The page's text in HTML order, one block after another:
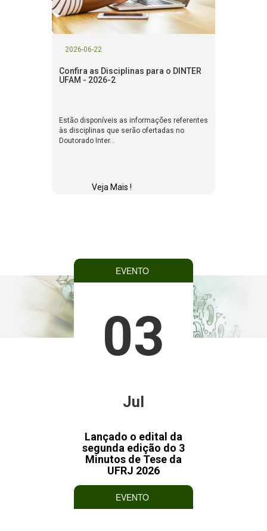
2026-06-22
Confira as Disciplinas para o DINTER
UFAM - 2026-2
Estão disponíveis as informações referentes
às disciplinas que serão ofertadas no
Doutorado Inter...
Veja Mais !
EVENTO
03
Jul
Lançado o edital da
segunda edição do 3
Minutos de Tese da
UFRJ 2026
EVENTO